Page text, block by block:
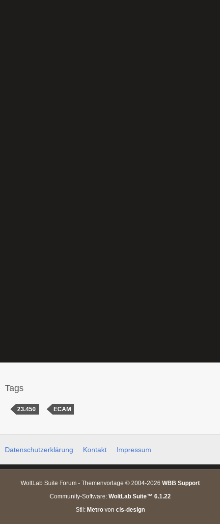
Tags
23.450 ECAM
Datenschutzerklärung Kontakt Impressum
WoltLab Suite Forum - Themenvorlage © 2004-2026 WBB Support
Community-Software: WoltLab Suite™ 6.1.22
Stil: Metrovon cls-design